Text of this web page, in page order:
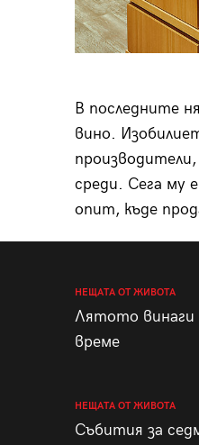
В последните
вино.
среди. Сега му
опит, къде
НЕЩАТА ОТ ЖИВОТА
Лятото винаги
време
НЕЩАТА ОТ ЖИВОТА
Събития за